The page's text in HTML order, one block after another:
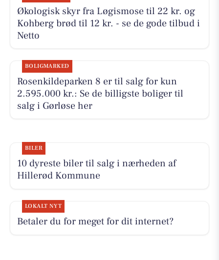
Økologisk skyr fra Løgismose til 22 kr. og
Kohberg brød til 12 kr. - se de gode tilbud i
Netto
BOLIGMARKED
Rosenkildeparken 8 er til salg for kun
2.595.000 kr.: Se de billigste boliger til
salg i Gørløse her
BILER
10 dyreste biler til salg i nærheden af
Hillerød Kommune
LOKALT NYT
Betaler du for meget for dit internet?